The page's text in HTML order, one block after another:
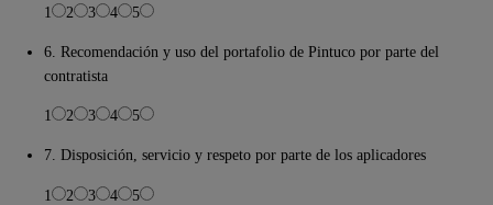
1 2 3 4 5
6. Recomendación y uso del portafolio de Pintuco por parte del
contratista
1 2 3 4 5
7. Disposición, servicio y respeto por parte de los aplicadores
1 2 3 4 5